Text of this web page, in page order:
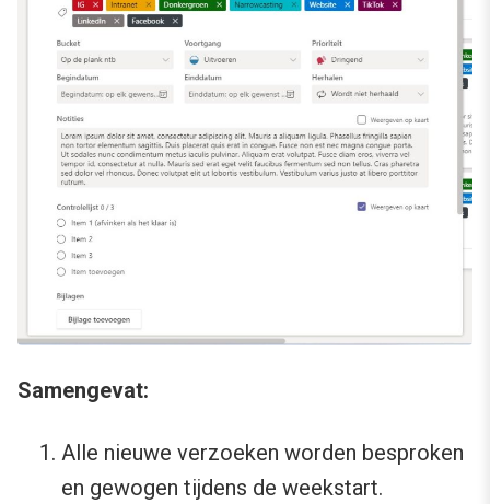
Samengevat:
Alle nieuwe verzoeken worden besproken
en gewogen tijdens de weekstart.